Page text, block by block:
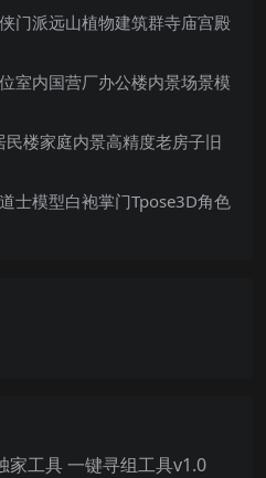
门派远山植物建筑群寺庙宫殿
室内国营厂办公楼内景场景模
楼家庭内景高精度老房子旧
士模型白袍掌门Tpose3D角色
家工具 一键寻组工具v1.0